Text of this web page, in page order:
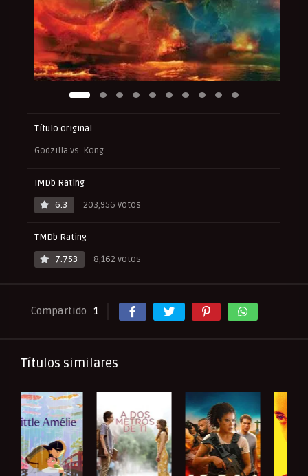
Título original
Godzilla vs. Kong
IMDb Rating
6.3
203,956 votos
TMDb Rating
7.753
8,162 votos
Compartido 1
Títulos similares